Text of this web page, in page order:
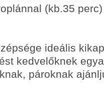
(kb.35
ideális
kedvelőknek
pároknak